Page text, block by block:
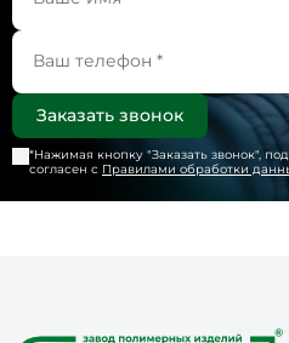
*Нажимая кнопку "Заказать звонок",
согласен с Правилами обработки